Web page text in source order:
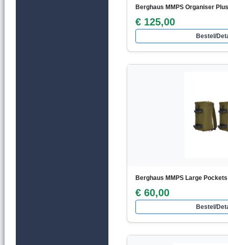
Berghaus MMPS Organiser
€ 125,00
Bestel/
Berghaus MMPS Large Pockets
€ 60,00
Bestel/